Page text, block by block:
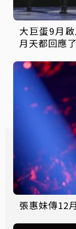
大巨蛋9月
月天都回應了
張惠妹傳12